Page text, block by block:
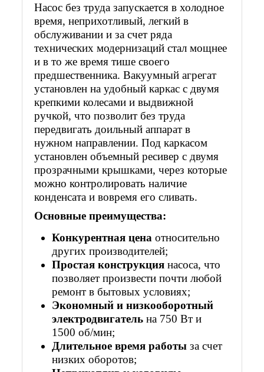
Насос без труда запускается в холодное
время, неприхотливый, легкий в
обслуживании и за счет ряда
технических модернизаций стал мощнее
и в то же время тише своего
предшественника. Вакуумный агрегат
установлен на удобный каркас с двумя
крепкими колесами и выдвижной
ручкой, что позволит без труда
передвигать доильный аппарат в
нужном направлении. Под каркасом
установлен объемный ресивер с двумя
прозрачными крышками, через которые
можно контролировать наличие
конденсата и вовремя его сливать.
Основные преимущества:
Конкурентная цена относительно
других производителей;
Простая конструкция насоса, что
позволяет произвести почти любой
ремонт в бытовых условиях;
Экономный и низкооборотный
электродвигатель на 750 Вт и
1500 об/мин;
Длительное время работы за счет
низких оборотов;